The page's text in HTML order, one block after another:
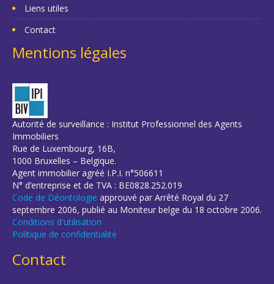
Liens utiles
Contact
Mentions légales
Autorité de surveillance : Institut Professionnel des Agents
Immobiliers
Rue de Luxembourg, 16B,
1000 Bruxelles – Belgique.
Agent immobilier agréé I.P.I. n°506611
N° d’entreprise et de TVA : BE0828.252.019
Code de Déontologie approuvé par Arrêté Royal du 27
septembre 2006, publié au Moniteur belge du 18 octobre 2006.
Conditions d'utilisation
Politique de confidentialité
Contact